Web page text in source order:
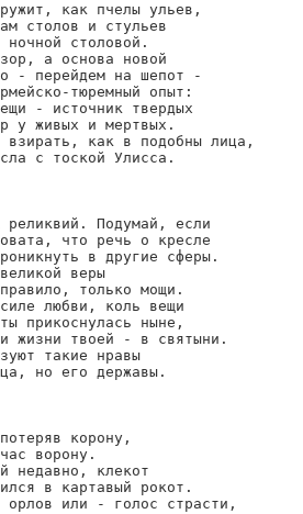
как пчелы ульев,
столов и стульев
столовой.
а основа новой
- перейдем на шепот -
тюремный опыт:
- источник твердых
у живых и мертвых.
как в подобны лица,
с тоской Улисса.
Подумай, если
что речь о кресле
в другие сферы.
веры
только мощи.
любви, коль вещи
прикоснулась ныне,
жизни твоей - в святыни.
такие нравы
но его державы.
корону,
ворону.
недавно, клекот
в картавый рокот.
орлов или - голос страсти,